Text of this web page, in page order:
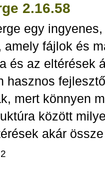
2.16.58
egy
amely fájlok és
és az eltérések
hasznos
mert könnyen
között
akár